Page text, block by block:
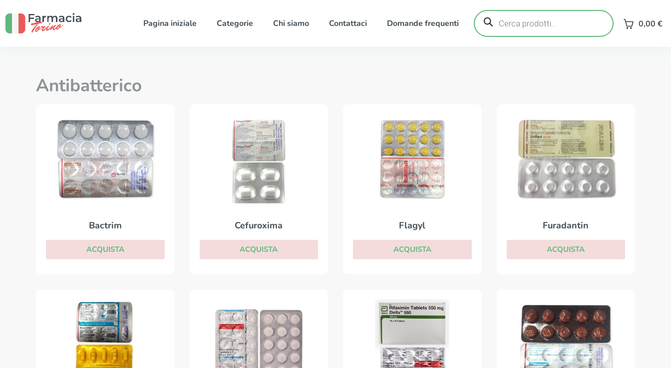
Pagina iniziale Categorie Chi siamo Contattaci Domande frequenti
Ricerca
prodotti 0,00 €
Antibatterico
Bactrim
ACQUISTA
Cefuroxima
ACQUISTA
Flagyl
ACQUISTA
Furadantin
ACQUISTA